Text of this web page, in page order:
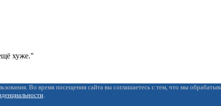
хуже."
Во время посещения сайта вы соглашаетесь с тем, что мы
.